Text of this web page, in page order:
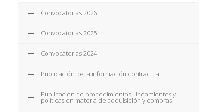
Convocatorias 2026
Convocatorias 2025
Convocatorias 2024
Publicación de la información contractual
Publicación de procedimientos, lineamientos y
políticas en materia de adquisición y compras